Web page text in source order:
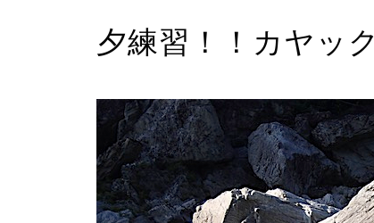
ガイド紹介
お問い合わせ
ENGLISH
夕練習！！カヤック